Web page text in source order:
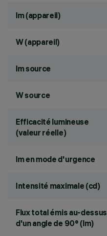
lm (appareil)
W (appareil)
lm source
W source
Efficacité lumineuse
(valeur réelle)
lm en mode d'urgence
Intensité maximale (cd)
Flux total émis au-dessus
d'un angle de 90° (lm)